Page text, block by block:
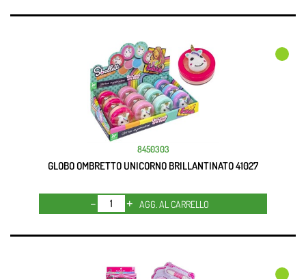
8450303
GLOBO OMBRETTO UNICORNO BRILLANTINATO 41027
Quantità
AGG. AL CARRELLO